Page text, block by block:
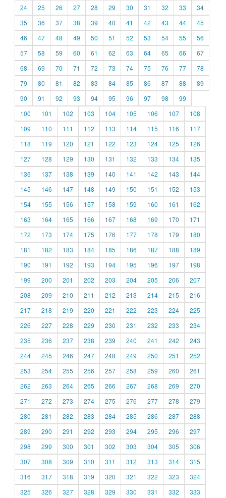
24
25 26 27 28 29 30 31 32 33
34
35
36 37 38 39 40 41 42 43 44
45
46
47 48 49 50 51 52 53 54 55
56
57
58 59 60 61 62 63 64 65 66
67
68
69 70 71 72 73 74 75 76 77
78
79
80 81 82 83 84 85 86 87 88
89
90
91 92 93 94 95 96 97 98
99
100
101 102 103 104 105 106 107
108
109
110 111 112 113 114 115 116
117
118
119 120 121 122 123 124 125
126
127
128 129 130 131 132 133 134
135
136
137 138 139 140 141 142 143
144
145
146 147 148 149 150 151 152
153
154
155 156 157 158 159 160 161
162
163
164 165 166 167 168 169 170
171
172
173 174 175 176 177 178 179
180
181
182 183 184 185 186 187 188
189
190
191 192 193 194 195 196 197
198
199
200 201 202 203 204 205 206
207
208
209 210 211 212 213 214 215
216
217
218 219 220 221 222 223 224
225
226
227 228 229 230 231 232 233
234
235
236 237 238 239 240 241 242
243
244
245 246 247 248 249 250 251
252
253
254 255 256 257 258 259 260
261
262
263 264 265 266 267 268 269
270
271
272 273 274 275 276 277 278
279
280
281 282 283 284 285 286 287
288
289
290 291 292 293 294 295 296
297
298
299 300 301 302 303 304 305
306
307
308 309 310 311 312 313 314
315
316
317 318 319 320 321 322 323
324
325
326 327 328 329 330 331 332 333